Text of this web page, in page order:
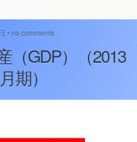
• no comments
（GDP）（2013
期）